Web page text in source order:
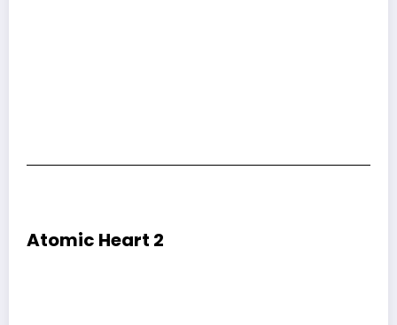
Atomic Heart 2